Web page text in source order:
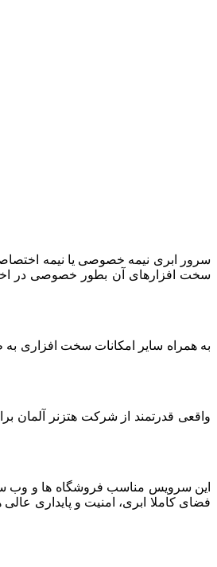
سرور ابری نیمه خصوصی یا نیمه
سخت افزارهای آن بطور خصوصی در